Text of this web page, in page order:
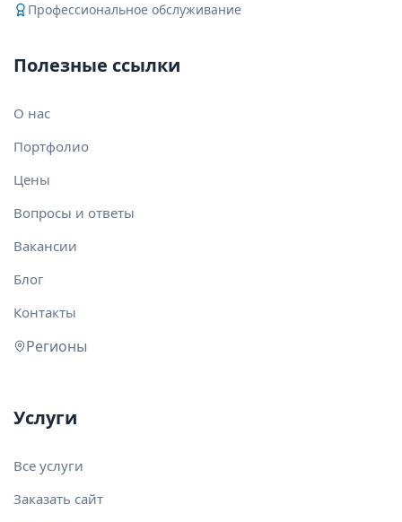
Профессиональное обслуживание
Полезные ссылки
О нас
Портфолио
Цены
Вопросы и ответы
Вакансии
Блог
Контакты
Регионы
Услуги
Все услуги
Заказать сайт